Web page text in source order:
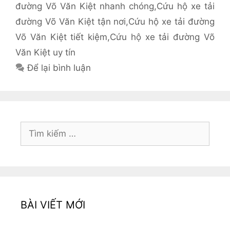
đường Võ Văn Kiệt nhanh chóng,Cứu hộ xe tải
đường Võ Văn Kiệt tận nơi,Cứu hộ xe tải đường
Võ Văn Kiệt tiết kiệm,Cứu hộ xe tải đường Võ
Văn Kiệt uy tín
Để lại bình luận
Tìm
kiếm
BÀI VIẾT MỚI